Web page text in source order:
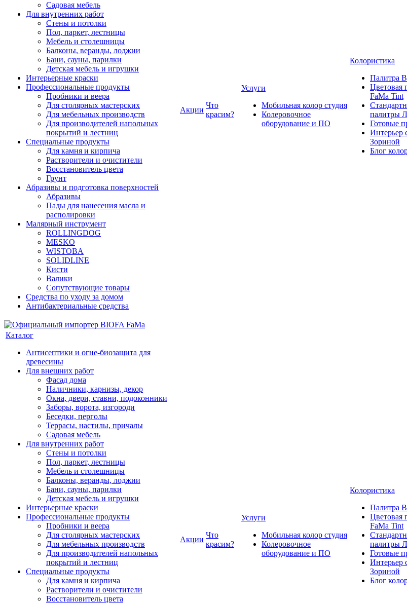
Садовая мебель
Для внутренних работ
Стены и потолки
Пол, паркет, лестницы
Мебель и столешницы
Балконы, веранды, лоджии
Бани, сауны, парилки
Детская мебель и игрушки
Интерьерные краски
Профессиональные продукты
Пробники и веера
Для столярных мастерских
Для мебельных производств
Для производителей напольных
покрытий и лестниц
Специальные продукты
Для камня и кирпича
Растворители и очистители
Восстановитель цвета
Грунт
Абразивы и подготовка поверхностей
Абразивы
Пады для нанесения масла и
располировки
Малярный инструмент
ROLLINGDOG
MESKO
WISTOBA
SOLIDLINE
Кисти
Валики
Сопутствующие товары
Средства по уходу за домом
Антибактериальные средства
Акции
Что
красим?
Услуги
Мобильная колор студия
Колеровочное
оборудование и ПО
Колористика
Палитра
Цветовая
FaMa Tint
палитры
Готовые
Интерьер
Зориной
Блог
Каталог
Антисептики и огне-биозащита для
древесины
Для внешних работ
Фасад дома
Наличники, карнизы, декор
Окна, двери, ставни, подоконники
Заборы, ворота, изгороди
Беседки, перголы
Террасы, настилы, причалы
Садовая мебель
Для внутренних работ
Стены и потолки
Пол, паркет, лестницы
Мебель и столешницы
Балконы, веранды, лоджии
Бани, сауны, парилки
Детская мебель и игрушки
Интерьерные краски
Профессиональные продукты
Пробники и веера
Для столярных мастерских
Для мебельных производств
Для производителей напольных
покрытий и лестниц
Специальные продукты
Для камня и кирпича
Растворители и очистители
Восстановитель цвета
Акции
Что
красим?
Услуги
Мобильная колор студия
Колеровочное
оборудование и ПО
Колористика
Палитра
Цветовая
FaMa Tint
палитры
Готовые
Интерьер
Зориной
Блог